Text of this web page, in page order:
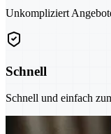
Unkompliziert
Schnell
Schnell und einfach